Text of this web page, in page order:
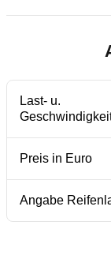
Last- u.
Preis in Euro
Angabe